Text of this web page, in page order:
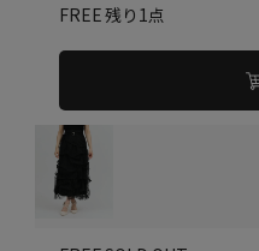
FREE残り1点